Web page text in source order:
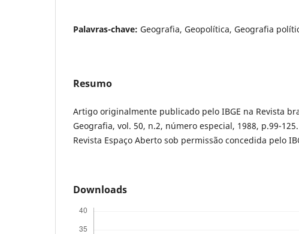
Palavras-chave: Geografia, Geopolítica, Geografia
Resumo
Artigo originalmente publicado pelo IBGE na Revista
Geografia, vol. 50, n.2, número especial, 1988, p.99-
Revista Espaço Aberto sob permissão concedida pelo
Downloads